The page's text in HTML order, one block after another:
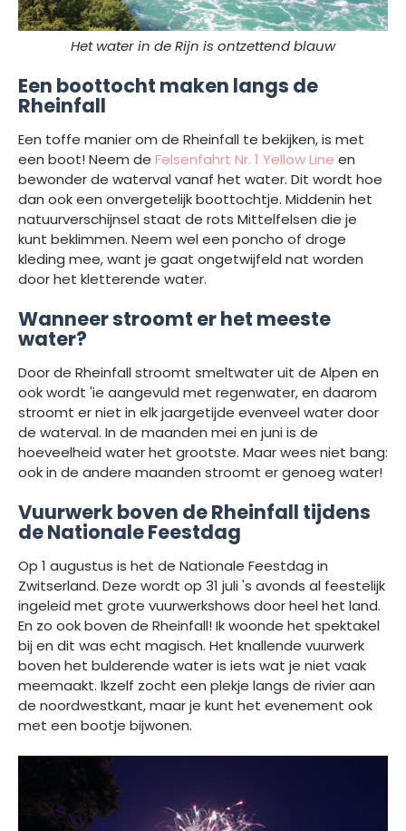
Het water in de Rijn is ontzettend blauw
Een boottocht maken langs de
Rheinfall
Een toffe manier om de Rheinfall te bekijken, is met
een boot! Neem de Felsenfahrt Nr. 1 Yellow Line en
bewonder de waterval vanaf het water. Dit wordt hoe
dan ook een onvergetelijk boottochtje. Middenin het
natuurverschijnsel staat de rots Mittelfelsen die je
kunt beklimmen. Neem wel een poncho of droge
kleding mee, want je gaat ongetwijfeld nat worden
door het kletterende water.
Wanneer stroomt er het meeste
water?
Door de Rheinfall stroomt smeltwater uit de Alpen en
ook wordt 'ie aangevuld met regenwater, en daarom
stroomt er niet in elk jaargetijde evenveel water door
de waterval. In de maanden mei en juni is de
hoeveelheid water het grootste. Maar wees niet bang:
ook in de andere maanden stroomt er genoeg water!
Vuurwerk boven de Rheinfall tijdens
de Nationale Feestdag
Op 1 augustus is het de Nationale Feestdag in
Zwitserland. Deze wordt op 31 juli 's avonds al feestelijk
ingeleid met grote vuurwerkshows door heel het land.
En zo ook boven de Rheinfall! Ik woonde het spektakel
bij en dit was echt magisch. Het knallende vuurwerk
boven het bulderende water is iets wat je niet vaak
meemaakt. Ikzelf zocht een plekje langs de rivier aan
de noordwestkant, maar je kunt het evenement ook
met een bootje bijwonen.